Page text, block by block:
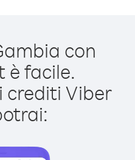
con
è facile.
crediti Viber